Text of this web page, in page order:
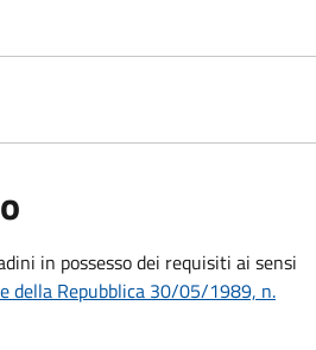
in possesso dei requisiti ai sensi
della Repubblica 30/05/1989, n.